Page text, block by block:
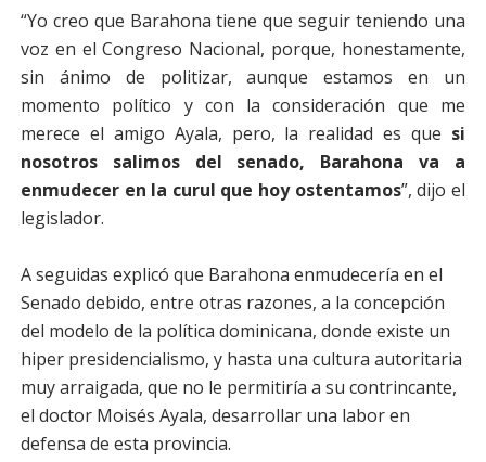
“Yo creo que Barahona tiene que seguir teniendo una
voz en el Congreso Nacional, porque, honestamente,
sin ánimo de politizar, aunque estamos en un
momento político y con la consideración que me
merece el amigo Ayala, pero, la realidad es que si
nosotros salimos del senado, Barahona va a
enmudecer en la curul que hoy ostentamos”, dijo el
legislador.
A seguidas explicó que Barahona enmudecería en el
Senado debido, entre otras razones, a la concepción
del modelo de la política dominicana, donde existe un
hiper presidencialismo, y hasta una cultura autoritaria
muy arraigada, que no le permitiría a su contrincante,
el doctor Moisés Ayala, desarrollar una labor en
defensa de esta provincia.